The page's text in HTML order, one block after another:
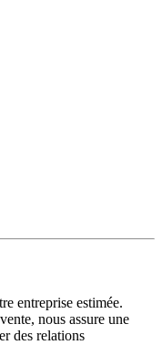
entreprise estimée.
nous assure une
des relations